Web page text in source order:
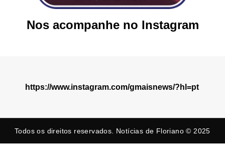
Nos acompanhe no Instagram
https://www.instagram.com/gmaisnews/?hl=pt
Todos os direitos reservados. Notícias de Floriano © 2025